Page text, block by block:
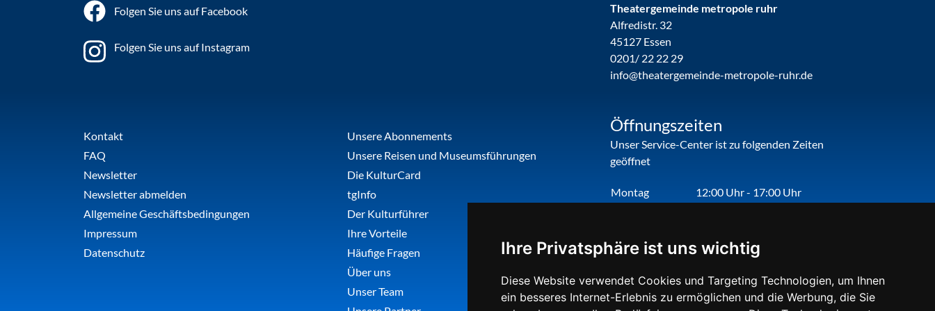
Ihre Privatsphäre ist uns wichtig
Diese Website verwendet Cookies und Targeting Technologien, um Ihnen
ein besseres Internet-Erlebnis zu ermöglichen und die Werbung, die Sie
Folgen Sie uns auf Facebook
Folgen Sie uns auf Instagram
Kontakt
FAQ
Newsletter
Newsletter abmelden
Allgemeine Geschäftsbedingungen
Impressum
Datenschutz
Unsere Abonnements
Unsere Reisen und Museumsführungen
Die KulturCard
tgInfo
Der Kulturführer
Ihre Vorteile
Häufige Fragen
Über uns
Unser Team
Theatergemeinde metropole ruhr
Alfredistr. 32
45127 Essen
0201/ 22 22 29
info@theatergemeinde-metropole-ruhr.de
Öffnungszeiten
Unser Service-Center ist zu folgenden Zeiten
geöffnet
Montag
12:00 Uhr - 17:00 Uhr
Freitag
09:00 Uhr - 12:00 Uhr